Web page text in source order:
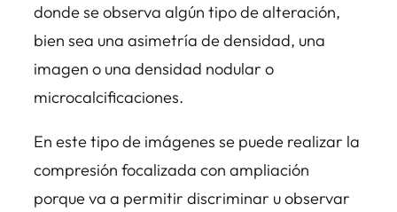
donde se observa algún tipo de alteración,
bien sea una asimetría de densidad, una
imagen o una densidad nodular o
microcalcificaciones.
En este tipo de imágenes se puede realizar la
compresión focalizada con ampliación
porque va a permitir discriminar u observar